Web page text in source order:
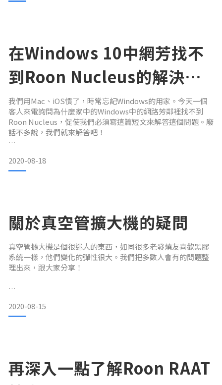
在Windows 10中網芳找不
到Roon Nucleus的解決方
式
我們用Mac、iOS慣了，時常忘記Windows的用家。今天一個
客人來電詢問為什麼家中的Windows中的網路芳鄰裡找不到
Roon Nucleus，促使我們必須寫這篇短文來解答這個問題。廢
話不多說，我們就來解答吧！
因為Nucleus是使用一個叫做「Samba」的檔案傳輸通訊協
在Windows 10中開啟Samba
2020-08-18
關於真空管擴大機的疑問
真空管擴大機是個很迷人的東西，如同很多老發燒友喜歡黑膠
系統一樣，他們變化的彈性很大。我們把多數人會有的問題整
理出來，跟大家分享！
其實現在管機開機一分鐘左右就會達到可以正常運作的溫度。
管機可以開整天嗎？
我們強烈建議管機不要開整天，要使用的時候才開，不用的時
2020-08-15
再深入一點了解Roon RAAT